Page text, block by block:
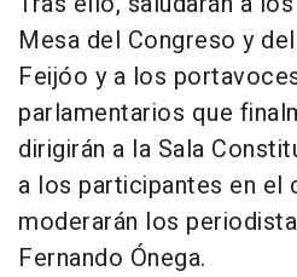
Mesa del Congreso y
Feijóo y a los
parlamentarios que
dirigirán a la Sala
a los participantes en el
moderarán los
Fernando Ónega.